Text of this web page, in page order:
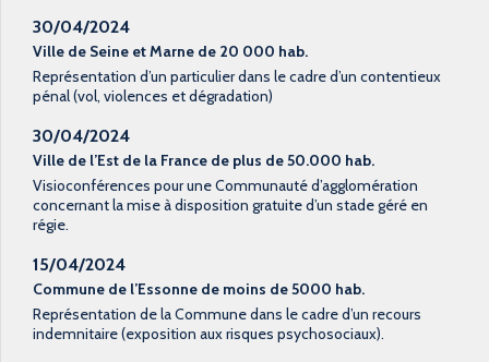
30/04/2024
Ville de Seine et Marne de 20 000 hab.
Représentation d’un particulier dans le cadre d’un contentieux
pénal (vol, violences et dégradation)
30/04/2024
Ville de l’Est de la France de plus de 50.000 hab.
Visioconférences pour une Communauté d’agglomération
concernant la mise à disposition gratuite d’un stade géré en
régie.
15/04/2024
Commune de l’Essonne de moins de 5000 hab.
Représentation de la Commune dans le cadre d’un recours
indemnitaire (exposition aux risques psychosociaux).